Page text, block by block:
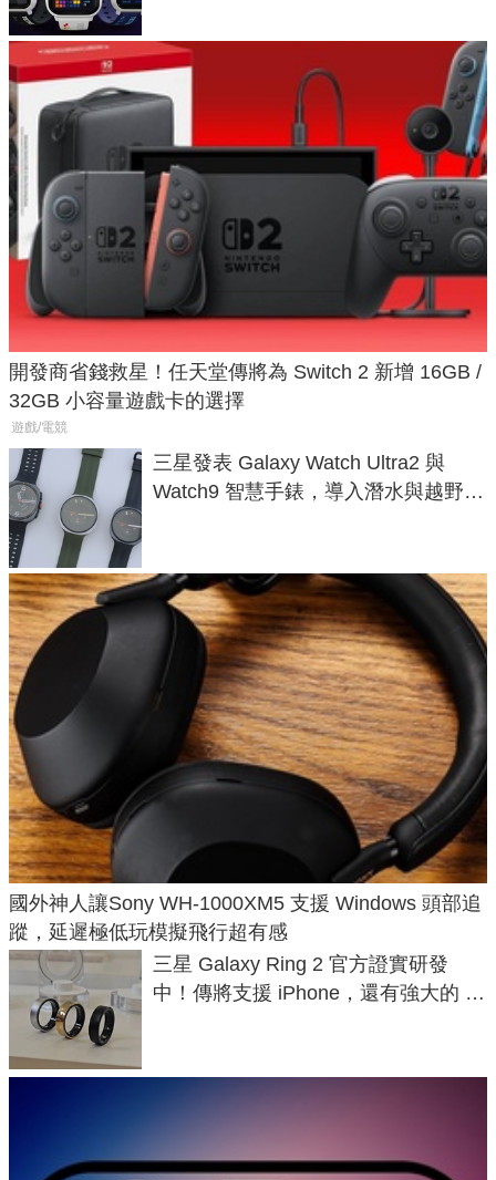
開發商省錢救星！任天堂傳將為 Switch 2 新增 16GB /
32GB 小容量遊戲卡的選擇
遊戲/電競
三星發表 Galaxy Watch Ultra2 與
Watch9 智慧手錶，導入潛水與越野跑
國外神人讓Sony WH-1000XM5 支援 Windows 頭部追
蹤，延遲極低玩模擬飛行超有感
三星 Galaxy Ring 2 官方證實研發
中！傳將支援 iPhone，還有強大的 AI